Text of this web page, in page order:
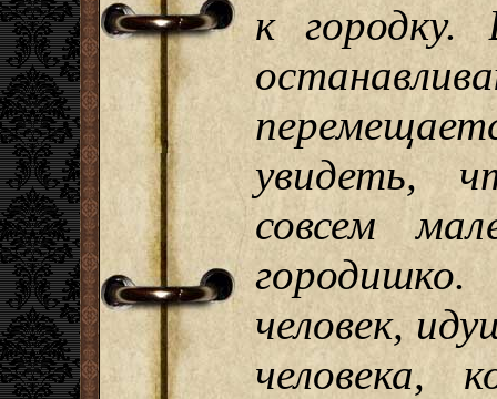
к городку.
увидеть,
совсем
человек,
человека,